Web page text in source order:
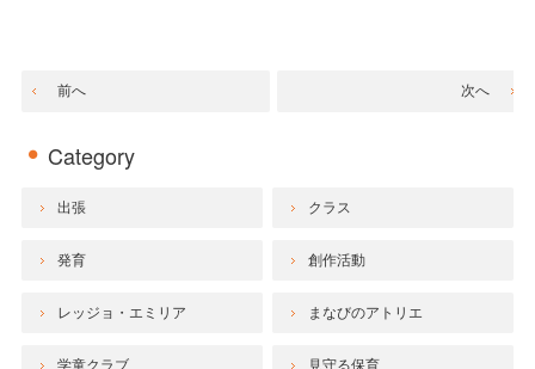
前へ 次へ
Category
出張 クラス
発育 創作活動
レッジョ・エミリア まなびのアトリエ
学童クラブ 見守る保育